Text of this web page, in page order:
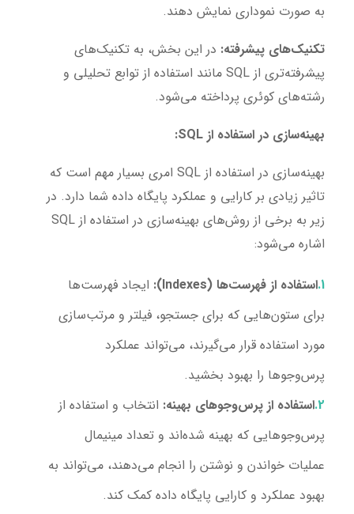
به صورت نموداری نمایش دهند.
تکنیک‌های پیشرفته: در این بخش، به تکنیک‌های
پیشرفته‌تری از SQL مانند استفاده از توابع تحلیلی و
رشته‌های کوئری پرداخته می‌شود.
بهینه‌سازی در استفاده از SQL:
بهینه‌سازی در استفاده از SQL امری بسیار مهم است که
تاثیر زیادی بر کارایی و عملکرد پایگاه داده شما دارد. در
زیر به برخی از روش‌های بهینه‌سازی در استفاده از SQL
اشاره می‌شود:
استفاده از فهرست‌ها (Indexes):
ایجاد فهرست‌ها
برای ستون‌هایی که برای جستجو، فیلتر و مرتب‌سازی
مورد استفاده قرار می‌گیرند، می‌تواند عملکرد
پرس‌و‌جوها را بهبود بخشید.
استفاده از پرس‌و‌جوهای بهینه: انتخاب و استفاده از
پرس‌و‌جوهایی که بهینه شده‌اند و تعداد مینیمال
عملیات خواندن و نوشتن را انجام می‌دهند، می‌تواند به
بهبود عملکرد و کارایی پایگاه داده کمک کند.